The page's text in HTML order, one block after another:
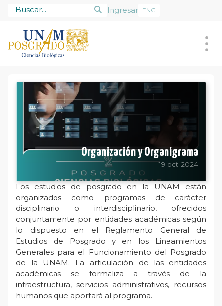
Ingresar ENG
Alumnado
Tutores
Admisión
Organización y Organigrama
19-oct-2024
Los estudios de posgrado en la UNAM están
organizados como programas de carácter
disciplinario o interdisciplinario, ofrecidos
conjuntamente por entidades académicas según
lo dispuesto en el Reglamento General de
Estudios de Posgrado y en los Lineamientos
Generales para el Funcionamiento del Posgrado
de la UNAM. La articulación de las entidades
académicas se formaliza a través de la
infraestructura, servicios administrativos, recursos
humanos que aportará al programa.